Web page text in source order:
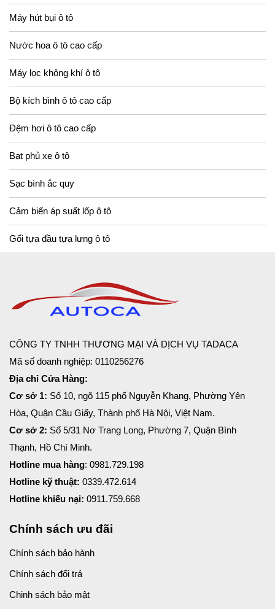
Máy hút bụi ô tô
Nước hoa ô tô cao cấp
Máy lọc không khí ô tô
Bộ kích bình ô tô cao cấp
Đệm hơi ô tô cao cấp
Bạt phủ xe ô tô
Sạc bình ắc quy
Cảm biến áp suất lốp ô tô
Gối tựa đầu tựa lưng ô tô
CÔNG TY TNHH THƯƠNG MẠI VÀ DỊCH VỤ TADACA
Mã số doanh nghiệp: 0110256276
Địa chỉ Cửa Hàng:
Cơ sở 1: Số 10, ngõ 115 phố Nguyễn Khang, Phường Yên
Hòa, Quận Cầu Giấy, Thành phố Hà Nội, Việt Nam.
Cơ sở 2: Số 5/31 Nơ Trang Long, Phường 7, Quận Bình
Thạnh, Hồ Chí Minh.
Hotline mua hàng: 0981.729.198
Hotline kỹ thuật: 0339.472.614
Hotline khiếu nại: 0911.759.668
Chính sách ưu đãi
Chính sách bảo hành
Chính sách đổi trả
Chinh sách bảo mật